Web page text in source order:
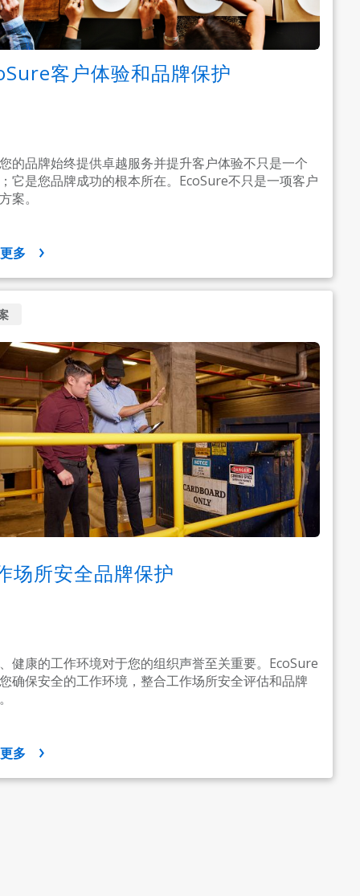
客户体验和品牌保护
的品牌始终提供卓越服务并提升客户体验不只是一个
它是您品牌成功的根本所在。EcoSure不只是一项客户
案。
更多
场所安全品牌保护
健康的工作环境对于您的组织声誉至关重要。EcoSure
确保安全的工作环境，整合工作场所安全评估和品牌
更多